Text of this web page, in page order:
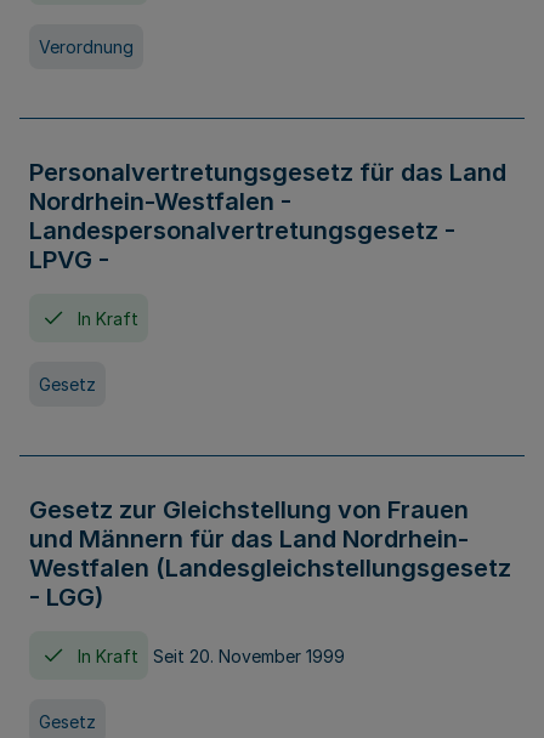
Verordnung
Personalvertretungsgesetz für das Land
Nordrhein-Westfalen -
Landespersonalvertretungsgesetz -
LPVG -
In Kraft
Gesetz
Gesetz zur Gleichstellung von Frauen
und Männern für das Land Nordrhein-
Westfalen (Landesgleichstellungsgesetz
- LGG)
In Kraft Seit 20. November 1999
Gesetz